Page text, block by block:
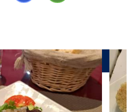
Galerie